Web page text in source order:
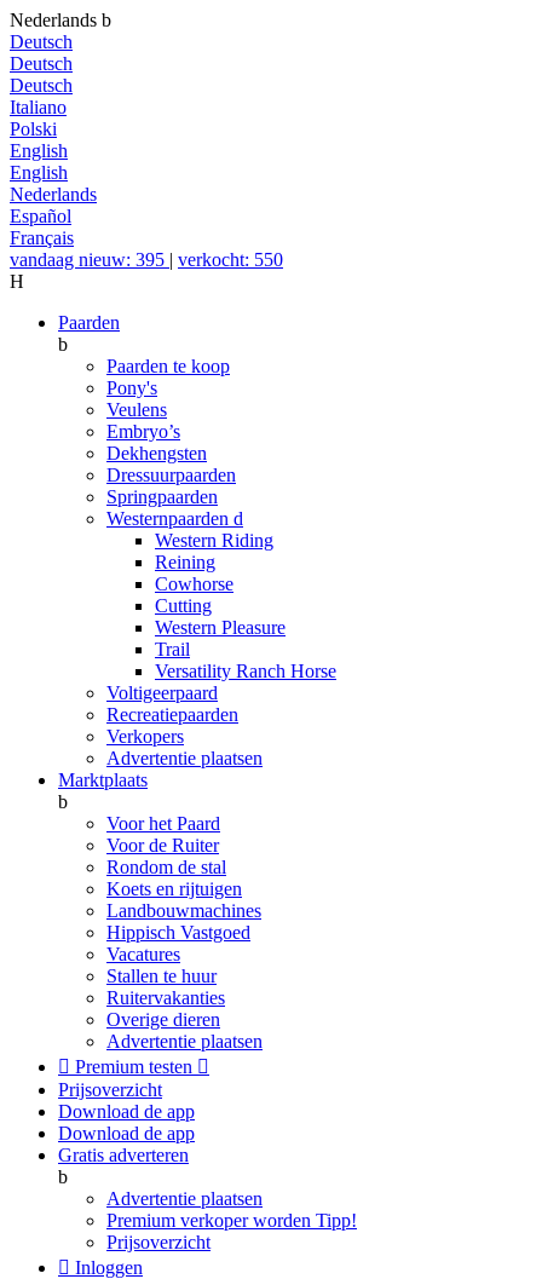
Nederlands b
Deutsch
Deutsch
Deutsch
Italiano
Polski
English
English
Nederlands
Español
Français
vandaag nieuw: 395 | verkocht: 550
H
Paarden
b
Paarden te koop
Pony's
Veulens
Embryo’s
Dekhengsten
Dressuurpaarden
Springpaarden
Westernpaarden d
Western Riding
Reining
Cowhorse
Cutting
Western Pleasure
Trail
Versatility Ranch Horse
Voltigeerpaard
Recreatiepaarden
Verkopers
Advertentie plaatsen
Marktplaats
b
Voor het Paard
Voor de Ruiter
Rondom de stal
Koets en rijtuigen
Landbouwmachines
Hippisch Vastgoed
Vacatures
Stallen te huur
Ruitervakanties
Overige dieren
Advertentie plaatsen
 Premium testen 
Prijsoverzicht
Download de app
Download de app
Gratis adverteren
b
Advertentie plaatsen
Premium verkoper worden Tipp!
Prijsoverzicht
 Inloggen